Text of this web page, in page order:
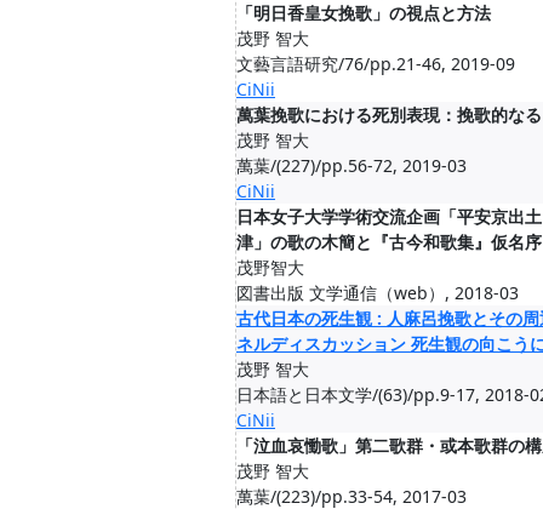
「明日香皇女挽歌」の視点と方法
茂野 智大
文藝言語研究/76/pp.21-46, 2019-09
CiNii
萬葉挽歌における死別表現：挽歌的な
茂野 智大
萬葉/(227)/pp.56-72, 2019-03
CiNii
日本女子大学学術交流企画「平安京出
津」の歌の木簡と『古今和歌集』仮名
茂野智大
図書出版 文学通信（web）, 2018-03
古代日本の死生観 : 人麻呂挽歌とその
ネルディスカッション 死生観の向こう
茂野 智大
日本語と日本文学/(63)/pp.9-17, 2018-
CiNii
「泣血哀慟歌」第二歌群・或本歌群の
茂野 智大
萬葉/(223)/pp.33-54, 2017-03